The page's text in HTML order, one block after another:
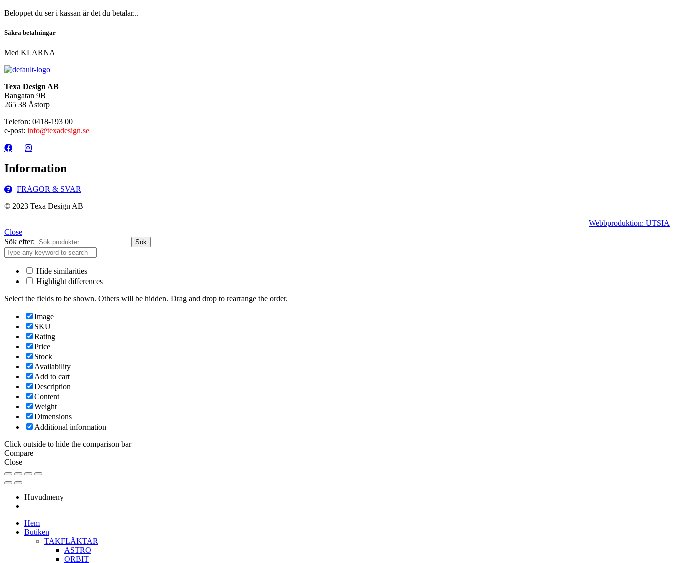
Beloppet du ser i kassan är det du betalar...
Säkra betalningar
Med KLARNA
Texa Design AB
Bangatan 9B
265 38 Åstorp
Telefon: 0418-193 00
e-post: info@texadesign.se
Information
FRÅGOR & SVAR
© 2023 Texa Design AB
Webbproduktion: UTSIA
Close
Sök efter:
Sök
Hide similarities
Highlight differences
Select the fields to be shown. Others will be hidden. Drag and drop to rearrange the order.
Image
SKU
Rating
Price
Stock
Availability
Add to cart
Description
Content
Weight
Dimensions
Additional information
Click outside to hide the comparison bar
Compare
Close
Huvudmeny
Hem
Butiken
TAKFLÄKTAR
ASTRO
ORBIT